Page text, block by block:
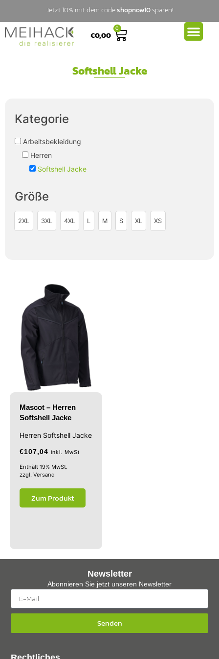
Jetzt 10% mit dem codeshopnow10sparen!
€0,00
0
Softshell Jacke
Kategorie
Arbeitsbekleidung
Herren
Softshell Jacke
Größe
2XL 3XL 4XL L M S XL XS
Mascot – Herren
Softshell Jacke
Herren Softshell Jacke
€107,04 inkl. MwSt
Enthält 19% MwSt.
zzgl. Versand
Zum Produkt
Newsletter
Abonnieren Sie jetzt unseren Newsletter
Senden